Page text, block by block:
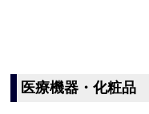
医療機器・化粧品